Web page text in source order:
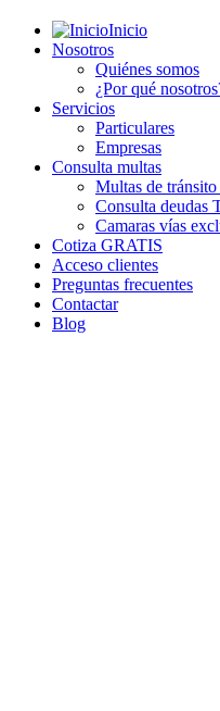
Inicio
Nosotros
Quiénes somos
¿Por qué
Servicios
Particulares
Empresas
Consulta multas
Multas de tránsito
Consulta deudas
Camaras vías
Cotiza GRATIS
Acceso clientes
Preguntas frecuentes
Contactar
Blog